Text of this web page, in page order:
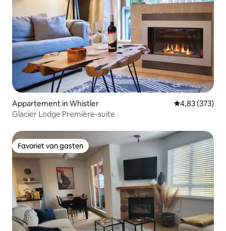
Appartement in Whistler Gemiddelde
4,83 (373)
Glacier Lodge Première-suite
Favoriet van gasten
Favoriet van gasten